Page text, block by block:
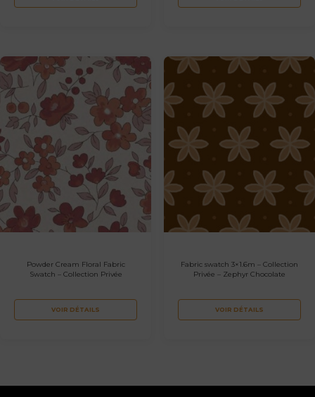
Powder Cream Floral Fabric
Swatch – Collection Privée
VOIR DÉTAILS
Fabric swatch 3×1.6m – Collection
Privée – Zephyr Chocolate
VOIR DÉTAILS